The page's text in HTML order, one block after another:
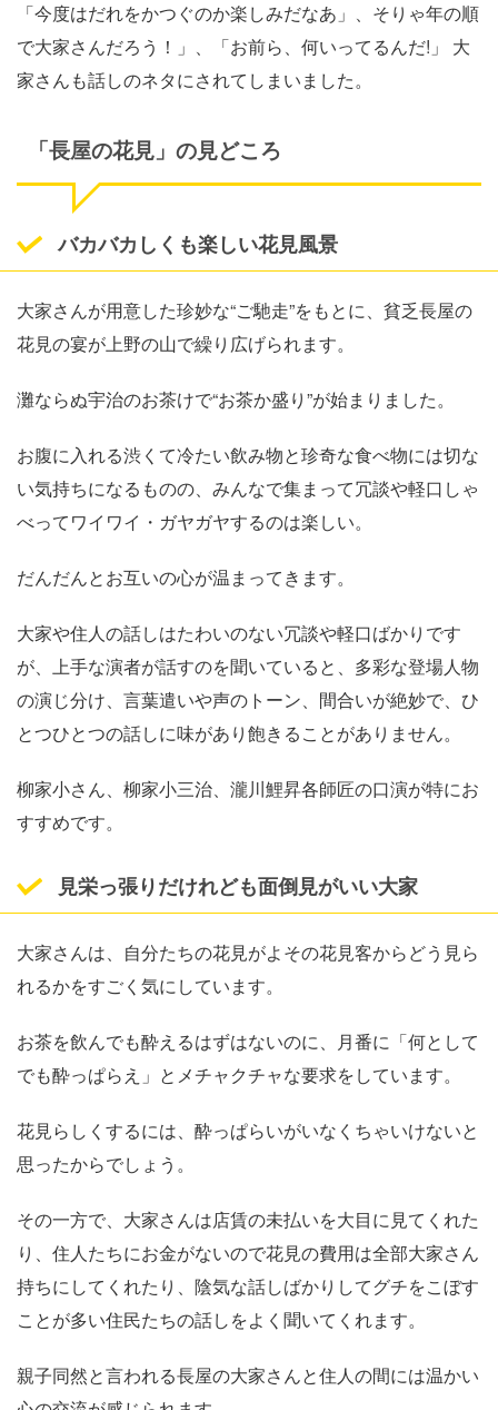
「今度はだれをかつぐのか楽しみだなあ」、そりゃ年の順
で大家さんだろう！」、「お前ら、何いってるんだ!」 大
家さんも話しのネタにされてしまいました。
「長屋の花見」の見どころ
バカバカしくも楽しい花見風景
大家さんが用意した珍妙な“ご馳走”をもとに、貧乏長屋の
花見の宴が上野の山で繰り広げられます。
灘ならぬ宇治のお茶けで“お茶か盛り”が始まりました。
お腹に入れる渋くて冷たい飲み物と珍奇な食べ物には切な
い気持ちになるものの、みんなで集まって冗談や軽口しゃ
べってワイワイ・ガヤガヤするのは楽しい。
だんだんとお互いの心が温まってきます。
大家や住人の話しはたわいのない冗談や軽口ばかりです
が、上手な演者が話すのを聞いていると、多彩な登場人物
の演じ分け、言葉遣いや声のトーン、間合いが絶妙で、ひ
とつひとつの話しに味があり飽きることがありません。
柳家小さん、柳家小三治、瀧川鯉昇各師匠の口演が特にお
すすめです。
見栄っ張りだけれども面倒見がいい大家
大家さんは、自分たちの花見がよその花見客からどう見ら
れるかをすごく気にしています。
お茶を飲んでも酔えるはずはないのに、月番に「何として
でも酔っぱらえ」とメチャクチャな要求をしています。
花見らしくするには、酔っぱらいがいなくちゃいけないと
思ったからでしょう。
その一方で、大家さんは店賃の未払いを大目に見てくれた
り、住人たちにお金がないので花見の費用は全部大家さん
持ちにしてくれたり、陰気な話しばかりしてグチをこぼす
ことが多い住民たちの話しをよく聞いてくれます。
親子同然と言われる長屋の大家さんと住人の間には温かい